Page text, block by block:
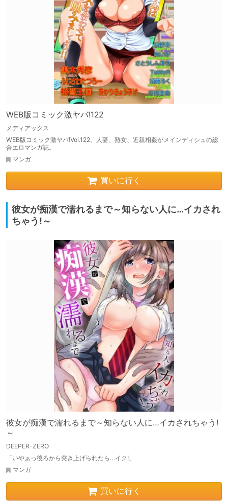
WEB版コミック激ヤバ!122
メディアックス
WEB版コミック激ヤバ!Vol.122。人妻、熟女、近親相姦がメインディシュの総
合エロマンガ誌。
マンガ
買いに行く
彼女が痴漢で濡れるまで～知らない人に…イカされ
ちゃう!～
彼女が痴漢で濡れるまで～知らない人に…イカされちゃう!
～
DEEPER-ZERO
「いやぁっ後ろから突き上げられたら…イク!」
マンガ
買いに行く